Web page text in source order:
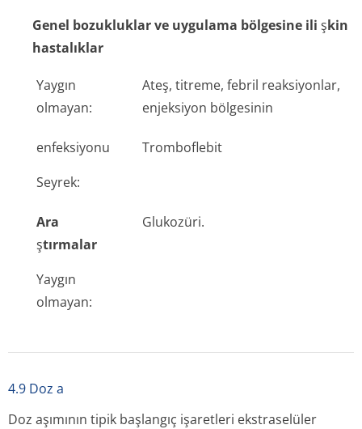
Genel bozukluklar ve uygulama bölgesine ili şkin
hastalıklar
Yaygın
olmayan:
Ateş, titreme, febril reaksiyonlar,
enjeksiyon bölgesinin
enfeksiyonu
Seyrek:
Tromboflebit
Ara
ştırmalar
Yaygın
olmayan:
Glukozüri.
4.9 Doz a
Doz aşımının tipik başlangıç işaretleri ekstraselüler